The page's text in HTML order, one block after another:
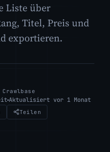
Liste über
Titel, Preis und
exportieren.
Aktualisiert vor 1 Monat
Teilen